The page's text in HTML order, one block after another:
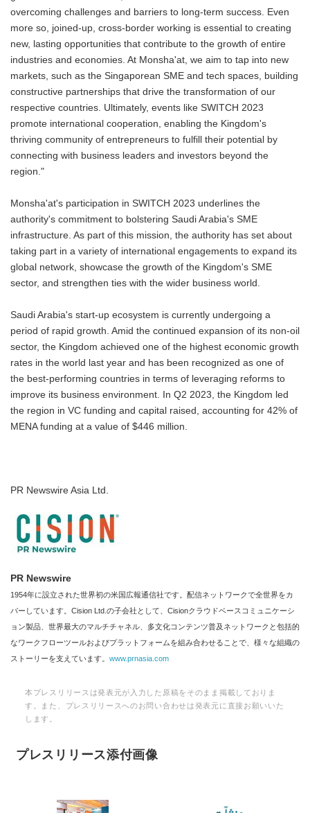
overcoming challenges and barriers to long-term success. Even
more so, joined-up, cross-border working is essential to creating
new, lasting opportunities that contribute to the growth of entire
industries and economies. At Monsha'at, we aim to tap into new
markets, such as the Singaporean SME and tech spaces, building
constructive partnerships that drive the transformation of our
respective countries. Ultimately, events like SWITCH 2023
promote international cooperation, enabling the Kingdom's
thriving community of entrepreneurs to fulfill their potential by
connecting with business leaders and investors beyond the
region."
Monsha'at's participation in SWITCH 2023 underlines the
authority's commitment to bolstering Saudi Arabia's SME
infrastructure. As part of this mission, the authority has set about
taking part in a variety of international engagements to expand its
global network, showcase the growth of the Kingdom's SME
sector, and strengthen ties with the wider business world.
Saudi Arabia's start-up ecosystem is currently undergoing a
period of rapid growth. Amid the continued expansion of its non-oil
sector, the Kingdom achieved one of the highest economic growth
rates in the world last year and has been recognized as one of
the best-performing countries in terms of leveraging reforms to
improve its business environment. In Q2 2023, the Kingdom led
the region in VC funding and capital raised, accounting for 42% of
MENA funding at a value of $446 million.
PR Newswire Asia Ltd.
PR Newswire
1954年に設立された世界初の米国広報通信社です。配信ネットワークで全世界をカ
バーしています。Cision Ltd.の子会社として、Cisionクラウドベースコミュニケーシ
ョン製品、世界最大のマルチチャネル、多文化コンテンツ普及ネットワークと包括的
なワークフローツールおよびプラットフォームを組み合わせることで、様々な組織の
ストーリーを支えています。 www.prnasia.com
本プレスリリースは発表元が入力した原稿をそのまま掲載しておりま
す。また、プレスリリースへのお問い合わせは発表元に直接お願いいた
します。
プレスリリース添付画像